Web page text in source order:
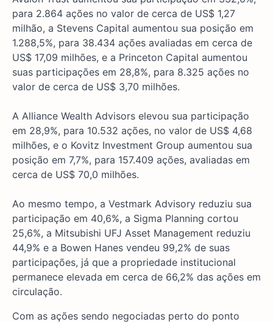
para 2.864 ações no valor de cerca de US$ 1,27
milhão, a Stevens Capital aumentou sua posição em
1.288,5%, para 38.434 ações avaliadas em cerca de
US$ 17,09 milhões, e a Princeton Capital aumentou
suas participações em 28,8%, para 8.325 ações no
valor de cerca de US$ 3,70 milhões.
A Alliance Wealth Advisors elevou sua participação
em 28,9%, para 10.532 ações, no valor de US$ 4,68
milhões, e o Kovitz Investment Group aumentou sua
posição em 7,7%, para 157.409 ações, avaliadas em
cerca de US$ 70,0 milhões.
Ao mesmo tempo, a Vestmark Advisory reduziu sua
participação em 40,6%, a Sigma Planning cortou
25,6%, a Mitsubishi UFJ Asset Management reduziu
44,9% e a Bowen Hanes vendeu 99,2% de suas
participações, já que a propriedade institucional
permanece elevada em cerca de 66,2% das ações em
circulação.
Com as ações sendo negociadas perto do ponto